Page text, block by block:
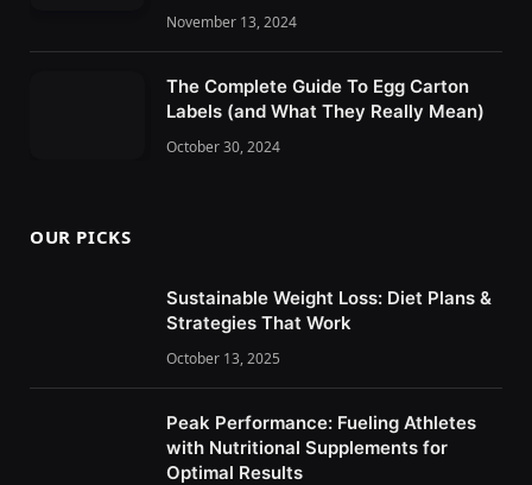
November 13, 2024
The Complete Guide To Egg Carton
Labels (and What They Really Mean)
October 30, 2024
OUR PICKS
Sustainable Weight Loss: Diet Plans &
Strategies That Work
October 13, 2025
Peak Performance: Fueling Athletes
with Nutritional Supplements for
Optimal Results